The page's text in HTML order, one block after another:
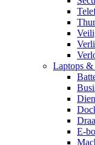
Laptops
E-